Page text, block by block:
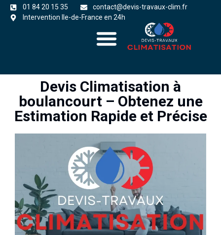
01 84 20 15 35
contact@devis-travaux-clim.fr
Intervention Ile-de-France en 24h
Devis Climatisation à
boulancourt – Obtenez une
Estimation Rapide et Précise